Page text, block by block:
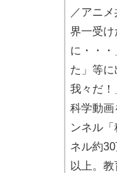
／アニ
界一受け
に・・
た」等
我々だ！
科学動画
ンネル
ネル約
以上。